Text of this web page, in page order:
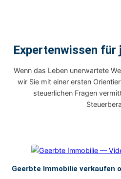
Expertenwissen für
Wenn das Leben unerwartete
wir Sie mit einer ersten
steuerlichen Fragen
Geerbte Immobilie verkaufen